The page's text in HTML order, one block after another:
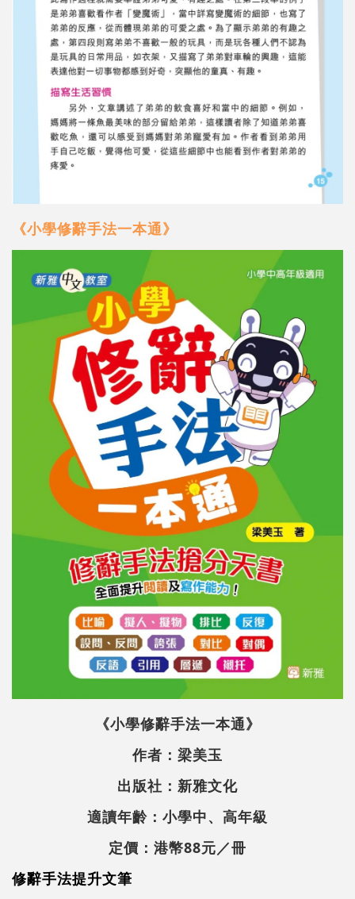
《小學修辭手法一本通》
《小學修辭手法一本通》
作者：梁美玉
出版社：新雅文化
適讀年齡：小學中、高年級
定價：港幣88元／冊
修辭手法提升文筆